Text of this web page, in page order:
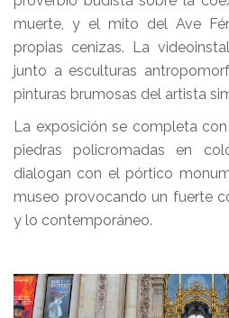
muerte, y el mito del Ave
propias cenizas. La
junto a esculturas
pinturas brumosas del artista
La exposición se completa
piedras policromadas en
dialogan con el pórtico
museo provocando un fuerte
y lo contemporáneo.